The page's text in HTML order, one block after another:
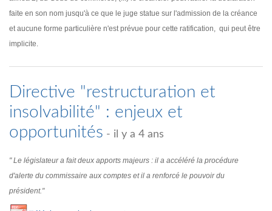
faite en son nom jusqu'à ce que le juge statue sur l'admission de la créance
et aucune forme particulière n'est prévue pour cette ratification, qui peut être
implicite.
Directive "restructuration et
insolvabilité" : enjeux et
opportunités - il y a 4 ans
" Le législateur a fait deux apports majeurs : il a accéléré la procédure
d'alerte du commissaire aux comptes et il a renforcé le pouvoir du
président."